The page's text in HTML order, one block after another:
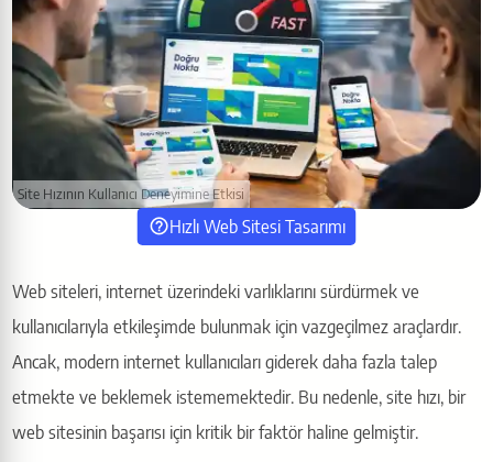
Optimizasyon Sayfa Yükleme Hızı Hızlı Web Sitesi
Site Hızının Kullanıcı Deneyimine Etkisi
Hızlı Web Sitesi Tasarımı
Web siteleri, internet üzerindeki varlıklarını sürdürmek ve
kullanıcılarıyla etkileşimde bulunmak için vazgeçilmez araçlardır.
Ancak, modern internet kullanıcıları giderek daha fazla talep
etmekte ve beklemek istememektedir. Bu nedenle, site hızı, bir
web sitesinin başarısı için kritik bir faktör haline gelmiştir.